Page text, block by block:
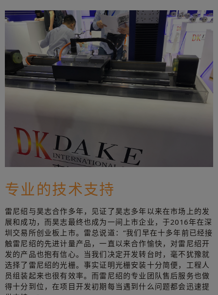
专业的技术支持
雷尼绍与昊志合作多年，见证了昊志多年以来在市场上的发
展和成功，而昊志最终也成为一间上市企业，于2016年在深
圳交易所创业板上市。雷总说道：“我们早在十多年前已经接
触雷尼绍的先进计量产品，一直以来合作愉快，对雷尼绍开
发的产品也抱有信心。当我们决定开发转台时，毫不犹豫就
选择了雷尼绍的光栅。事实证明光栅安装十分简便，工程人
员组装起来也很有效率。而雷尼绍的专业团队售后服务也做
得十分到位，在项目开发初期每当遇到什么问题都会迅速提